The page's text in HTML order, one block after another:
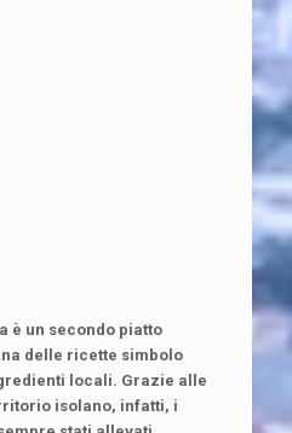
è un secondo piatto
delle ricette simbolo
locali. Grazie alle
isolano, infatti, i